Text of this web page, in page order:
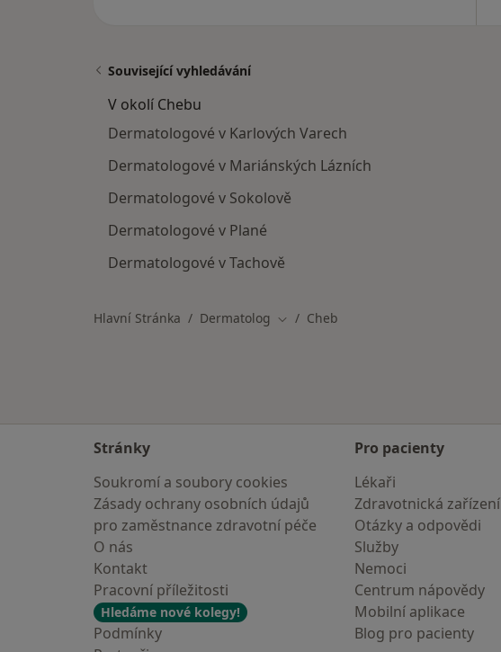
Související vyhledávání
V okolí Chebu
Dermatologové v Karlových Varech
Dermatologové v Mariánských Lázních
Dermatologové v Sokolově
Dermatologové v Plané
Dermatologové v Tachově
Hlavní Stránka Dermatolog Změna města
Cheb
Stránky
Soukromí a soubory cookies
Zásady ochrany osobních údajů
pro zaměstnance zdravotní péče
O nás
Kontakt
Pracovní příležitosti
Hledáme nové kolegy!
Podmínky
Pro pacienty
Lékaři
Zdravotnická zařízení
Otázky a odpovědi
Služby
Nemoci
Centrum nápovědy
Mobilní aplikace
Blog pro pacienty